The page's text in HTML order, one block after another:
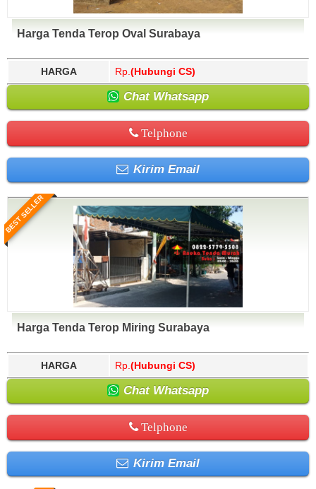
Harga Tenda Terop Oval Surabaya
HARGA Rp. (Hubungi CS)
Chat Whatsapp
Telphone
Kirim Email
BEST SELLER
Harga Tenda Terop Miring Surabaya
HARGA Rp. (Hubungi CS)
Chat Whatsapp
Telphone
Kirim Email